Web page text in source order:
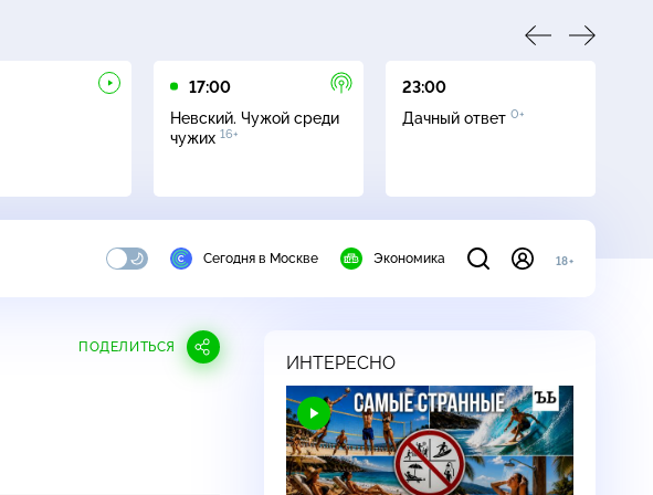
17:00
Невский. Чужой среди
чужих 16+
23:00
Дачный ответ 0+
Сегодня в Москве Экономика 18+
ПОДЕЛИТЬСЯ
ИНТЕРЕСНО